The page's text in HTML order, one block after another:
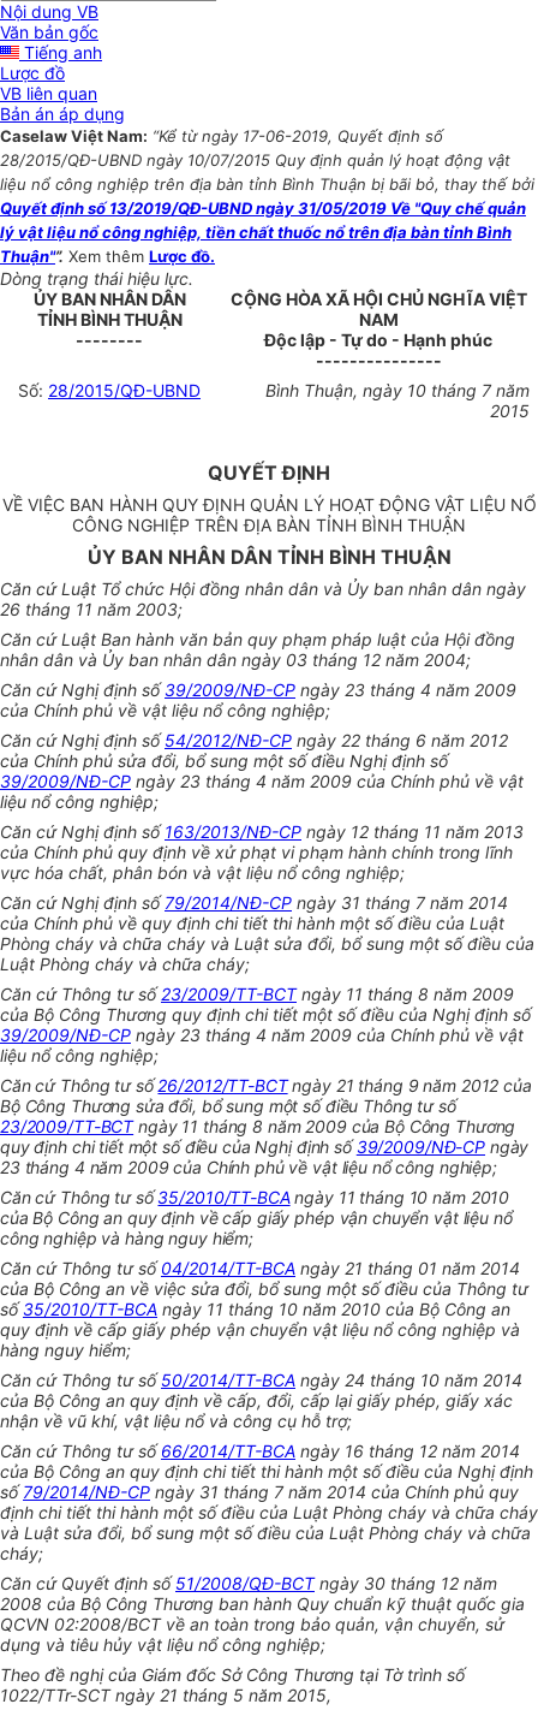
Nội dung VB
Văn bản gốc
Tiếng anh
Lược đồ
VB liên quan
Bản án áp dụng
Caselaw Việt Nam: “Kể từ ngày 17-06-2019, Quyết định số
28/2015/QĐ-UBND ngày 10/07/2015 Quy định quản lý hoạt động vật
liệu nổ công nghiệp trên địa bàn tỉnh Bình Thuận bị bãi bỏ, thay thế bởi
Quyết định số 13/2019/QĐ-UBND ngày 31/05/2019 Về "Quy chế quản
lý vật liệu nổ công nghiệp, tiền chất thuốc nổ trên địa bàn tỉnh Bình
Thuận"”. Xem thêm Lược đồ.
Dòng trạng thái hiệu lực.
ỦY BAN NHÂN DÂN
TỈNH BÌNH THUẬN
--------
CỘNG HÒA XÃ HỘI CHỦ NGHĨA VIỆT
NAM
Độc lập - Tự do - Hạnh phúc
---------------
Số: 28/2015/QĐ-UBND
Bình Thuận, ngày 10 tháng 7 năm
2015
QUYẾT ĐỊNH
VỀ VIỆC BAN HÀNH QUY ĐỊNH QUẢN LÝ HOẠT ĐỘNG VẬT LIỆU NỔ
CÔNG NGHIỆP TRÊN ĐỊA BÀN TỈNH BÌNH THUẬN
ỦY BAN NHÂN DÂN TỈNH BÌNH THUẬN
Căn cứ Luật Tổ chức Hội đồng nhân dân và Ủy ban nhân dân ngày
26 tháng 11 năm 2003;
Căn cứ Luật Ban hành văn bản quy phạm pháp luật của Hội đồng
nhân dân và Ủy ban nhân dân ngày 03 tháng 12 năm 2004;
Căn cứ Nghị định số39/2009/NĐ-CP ngày 23 tháng 4 năm 2009
của Chính phủ về vật liệu nổ công nghiệp;
Căn cứ Nghị định số54/2012/NĐ-CP ngày 22 tháng 6 năm 2012
của Chính phủ sửa đổi, bổ sung một số điều Nghị định số
39/2009/NĐ-CP ngày 23 tháng 4 năm 2009 của Chính phủ về vật
liệu nổ công nghiệp;
Căn cứ Nghị định số163/2013/NĐ-CP ngày 12 tháng 11 năm 2013
của Chính phủ quy định về xử phạt vi phạm hành chính trong lĩnh
vực hóa chất, phân bón và vật liệu nổ công nghiệp;
Căn cứ Nghị định số79/2014/NĐ-CP ngày 31 tháng 7 năm 2014
của Chính phủ về quy định chi tiết thi hành một số điều của Luật
Phòng cháy và chữa cháy và Luật sửa đổi, bổ sung một số điều của
Luật Phòng cháy và chữa cháy;
Căn cứ Thông tư số23/2009/TT-BCTngày 11 tháng 8 năm 2009
của Bộ Công Thương quy định chi tiết một số điều của Nghị định số
39/2009/NĐ-CP ngày 23 tháng 4 năm 2009 của Chính phủ về vật
liệu nổ công nghiệp;
Căn cứ Thông tư số26/2012/TT-BCTngày 21 tháng 9 năm 2012 của
Bộ Công Thương sửa đổi, bổ sung một số điều Thông tư số
23/2009/TT-BCTngày 11 tháng 8 năm 2009 của Bộ Công Thương
quy định chi tiết một số điều của Nghị định số39/2009/NĐ-CP ngày
23 tháng 4 năm 2009 của Chính phủ về vật liệu nổ công nghiệp;
Căn cứ Thông tư số35/2010/TT-BCAngày 11 tháng 10 năm 2010
của Bộ Công an quy định về cấp giấy phép vận chuyển vật liệu nổ
công nghiệp và hàng nguy hiểm;
Căn cứ Thông tư số04/2014/TT-BCA ngày 21 tháng 01 năm 2014
của Bộ Công an về việc sửa đổi, bổ sung một số điều của Thông tư
số35/2010/TT-BCA ngày 11 tháng 10 năm 2010 của Bộ Công an
quy định về cấp giấy phép vận chuyển vật liệu nổ công nghiệp và
hàng nguy hiểm;
Căn cứ Thông tư số50/2014/TT-BCA ngày 24 tháng 10 năm 2014
của Bộ Công an quy định về cấp, đổi, cấp lại giấy phép, giấy xác
nhận về vũ khí, vật liệu nổ và công cụ hỗ trợ;
Căn cứ Thông tư số66/2014/TT-BCA ngày 16 tháng 12 năm 2014
của Bộ Công an quy định chi tiết thi hành một số điều của Nghị định
số79/2014/NĐ-CP ngày 31 tháng 7 năm 2014 của Chính phủ quy
định chi tiết thi hành một số điều của Luật Phòng cháy và chữa cháy
và Luật sửa đổi, bổ sung một số điều của Luật Phòng cháy và chữa
cháy;
Căn cứ Quyết định số51/2008/QĐ-BCTngày 30 tháng 12 năm
2008 của Bộ Công Thương ban hành Quy chuẩn kỹ thuật quốc gia
QCVN 02:2008/BCT về an toàn trong bảo quản, vận chuyển, sử
dụng và tiêu hủy vật liệu nổ công nghiệp;
Theo đề nghị của Giám đốc Sở Công Thương tại Tờ trình số
1022/TTr-SCT ngày 21 tháng 5 năm 2015,